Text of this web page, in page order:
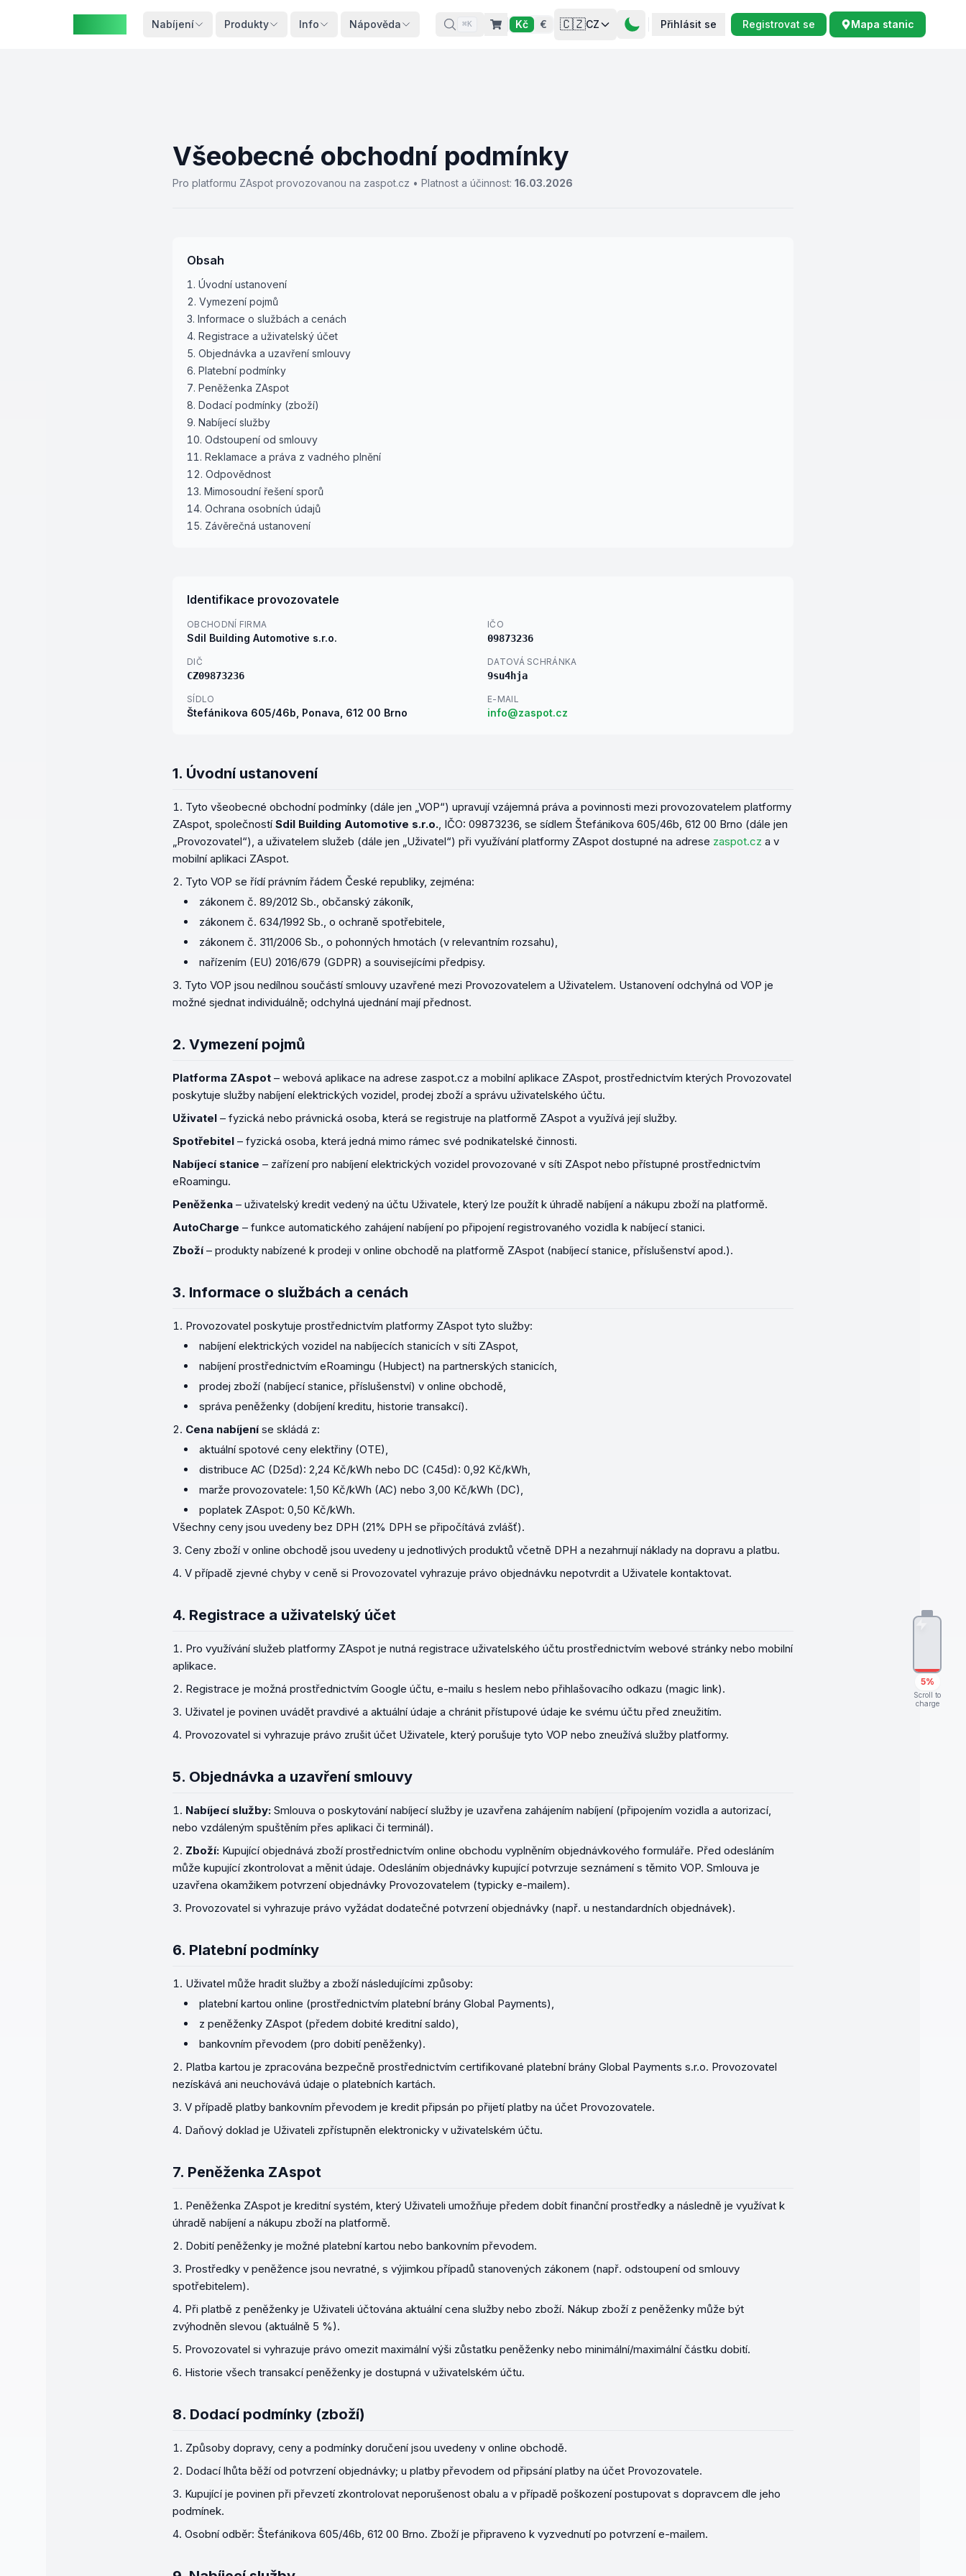
Nabíjení Produkty Info Nápověda ⌘K Kč € 🇨🇿CZ Přihlásit se Registrovat se Mapa stanic
5%
Scroll to
charge
Všeobecné obchodní podmínky
Pro platformu ZAspot provozovanou na zaspot.cz • Platnost a účinnost: 16.03.2026
Obsah
Úvodní ustanovení
Vymezení pojmů
Informace o službách a cenách
Registrace a uživatelský účet
Objednávka a uzavření smlouvy
Platební podmínky
Peněženka ZAspot
Dodací podmínky (zboží)
Nabíjecí služby
Odstoupení od smlouvy
Reklamace a práva z vadného plnění
Odpovědnost
Mimosoudní řešení sporů
Ochrana osobních údajů
Závěrečná ustanovení
Identifikace provozovatele
OBCHODNÍ FIRMA
Sdil Building Automotive s.r.o.
IČO
09873236
DIČ
CZ09873236
DATOVÁ SCHRÁNKA
9su4hja
SÍDLO
Štefánikova 605/46b Ponava, 612 00 Brno
E-MAIL
info@zaspot.cz
1. Úvodní ustanovení
Tyto všeobecné obchodní podmínky (dále jen „VOP“) upravují vzájemná práva a povinnosti mezi provozovatelem platformy
ZAspot, společností Sdil Building Automotive s.r.o., IČO: 09873236, se sídlem Štefánikova 605/46b, 612 00 Brno (dále jen
„Provozovatel“), a uživatelem služeb (dále jen „Uživatel“) při využívání platformy ZAspot dostupné na adrese zaspot.cz a v
mobilní aplikaci ZAspot.
Tyto VOP se řídí právním řádem České republiky, zejména:
zákonem č. 89/2012 Sb., občanský zákoník,
zákonem č. 634/1992 Sb., o ochraně spotřebitele,
zákonem č. 311/2006 Sb., o pohonných hmotách (v relevantním rozsahu),
nařízením (EU) 2016/679 (GDPR) a souvisejícími předpisy.
Tyto VOP jsou nedílnou součástí smlouvy uzavřené mezi Provozovatelem a Uživatelem. Ustanovení odchylná od VOP je
možné sjednat individuálně; odchylná ujednání mají přednost.
2. Vymezení pojmů
Platforma ZAspot – webová aplikace na adrese zaspot.cz a mobilní aplikace ZAspot, prostřednictvím kterých Provozovatel
poskytuje služby nabíjení elektrických vozidel, prodej zboží a správu uživatelského účtu.
Uživatel – fyzická nebo právnická osoba, která se registruje na platformě ZAspot a využívá její služby.
Spotřebitel – fyzická osoba, která jedná mimo rámec své podnikatelské činnosti.
Nabíjecí stanice – zařízení pro nabíjení elektrických vozidel provozované v síti ZAspot nebo přístupné prostřednictvím
eRoamingu.
Peněženka – uživatelský kredit vedený na účtu Uživatele, který lze použít k úhradě nabíjení a nákupu zboží na platformě.
AutoCharge – funkce automatického zahájení nabíjení po připojení registrovaného vozidla k nabíjecí stanici.
Zboží – produkty nabízené k prodeji v online obchodě na platformě ZAspot (nabíjecí stanice, příslušenství apod.).
3. Informace o službách a cenách
Provozovatel poskytuje prostřednictvím platformy ZAspot tyto služby:
nabíjení elektrických vozidel na nabíjecích stanicích v síti ZAspot,
nabíjení prostřednictvím eRoamingu (Hubject) na partnerských stanicích,
prodej zboží (nabíjecí stanice, příslušenství) v online obchodě,
správa peněženky (dobíjení kreditu, historie transakcí).
Cena nabíjení se skládá z:
aktuální spotové ceny elektřiny (OTE),
distribuce AC (D25d): 2,24 Kč/kWh nebo DC (C45d): 0,92 Kč/kWh,
marže provozovatele: 1,50 Kč/kWh (AC) nebo 3,00 Kč/kWh (DC),
poplatek ZAspot: 0,50 Kč/kWh.
Všechny ceny jsou uvedeny bez DPH (21% DPH se připočítává zvlášť).
Ceny zboží v online obchodě jsou uvedeny u jednotlivých produktů včetně DPH a nezahrnují náklady na dopravu a platbu.
V případě zjevné chyby v ceně si Provozovatel vyhrazuje právo objednávku nepotvrdit a Uživatele kontaktovat.
4. Registrace a uživatelský účet
Pro využívání služeb platformy ZAspot je nutná registrace uživatelského účtu prostřednictvím webové stránky nebo mobilní
aplikace.
Registrace je možná prostřednictvím Google účtu, e-mailu s heslem nebo přihlašovacího odkazu (magic link).
Uživatel je povinen uvádět pravdivé a aktuální údaje a chránit přístupové údaje ke svému účtu před zneužitím.
Provozovatel si vyhrazuje právo zrušit účet Uživatele, který porušuje tyto VOP nebo zneužívá služby platformy.
5. Objednávka a uzavření smlouvy
Nabíjecí služby: Smlouva o poskytování nabíjecí služby je uzavřena zahájením nabíjení (připojením vozidla a autorizací,
nebo vzdáleným spuštěním přes aplikaci či terminál).
Zboží: Kupující objednává zboží prostřednictvím online obchodu vyplněním objednávkového formuláře. Před odesláním
může kupující zkontrolovat a měnit údaje. Odesláním objednávky kupující potvrzuje seznámení s těmito VOP. Smlouva je
uzavřena okamžikem potvrzení objednávky Provozovatelem (typicky e-mailem).
Provozovatel si vyhrazuje právo vyžádat dodatečné potvrzení objednávky (např. u nestandardních objednávek).
6. Platební podmínky
Uživatel může hradit služby a zboží následujícími způsoby:
platební kartou online (prostřednictvím platební brány Global Payments),
z peněženky ZAspot (předem dobité kreditní saldo),
bankovním převodem (pro dobití peněženky).
Platba kartou je zpracována bezpečně prostřednictvím certifikované platební brány Global Payments s.r.o. Provozovatel
nezískává ani neuchovává údaje o platebních kartách.
V případě platby bankovním převodem je kredit připsán po přijetí platby na účet Provozovatele.
Daňový doklad je Uživateli zpřístupněn elektronicky v uživatelském účtu.
7. Peněženka ZAspot
Peněženka ZAspot je kreditní systém, který Uživateli umožňuje předem dobít finanční prostředky a následně je využívat k
úhradě nabíjení a nákupu zboží na platformě.
Dobití peněženky je možné platební kartou nebo bankovním převodem.
Prostředky v peněžence jsou nevratné, s výjimkou případů stanovených zákonem (např. odstoupení od smlouvy
spotřebitelem).
Při platbě z peněženky je Uživateli účtována aktuální cena služby nebo zboží. Nákup zboží z peněženky může být
zvýhodněn slevou (aktuálně 5 %).
Provozovatel si vyhrazuje právo omezit maximální výši zůstatku peněženky nebo minimální/maximální částku dobití.
Historie všech transakcí peněženky je dostupná v uživatelském účtu.
8. Dodací podmínky (zboží)
Způsoby dopravy, ceny a podmínky doručení jsou uvedeny v online obchodě.
Dodací lhůta běží od potvrzení objednávky; u platby převodem od připsání platby na účet Provozovatele.
Kupující je povinen při převzetí zkontrolovat neporušenost obalu a v případě poškození postupovat s dopravcem dle jeho
podmínek.
Osobní odběr: Štefánikova 605/46b, 612 00 Brno. Zboží je připraveno k vyzvednutí po potvrzení e-mailem.